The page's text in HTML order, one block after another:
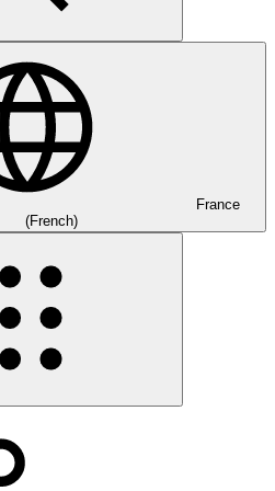
France
(French)